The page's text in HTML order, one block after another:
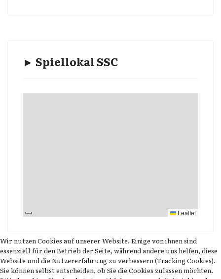
► Spiellokal SSC
Leaflet
Wir nutzen Cookies auf unserer Website. Einige von ihnen sind
essenziell für den Betrieb der Seite, während andere uns helfen, diese
Website und die Nutzererfahrung zu verbessern (Tracking Cookies).
Sie können selbst entscheiden, ob Sie die Cookies zulassen möchten.